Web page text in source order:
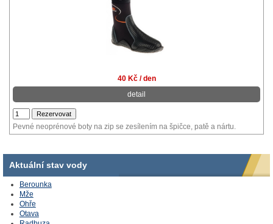
40 Kč / den
detail
Pevné neoprénové boty na zip se zesílením na špičce, patě a nártu.
Aktuální stav vody
Berounka
Mže
Ohře
Otava